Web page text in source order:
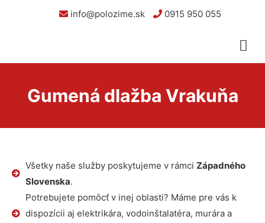
info@polozime.sk 0915 950 055
Gumená dlažba Vrakuňa
Všetky naše služby poskytujeme v rámci Západného
Slovenska.
Potrebujete pomôcť v inej oblasti? Máme pre vás k
dispozícii aj elektrikára, vodoinštalatéra, murára a